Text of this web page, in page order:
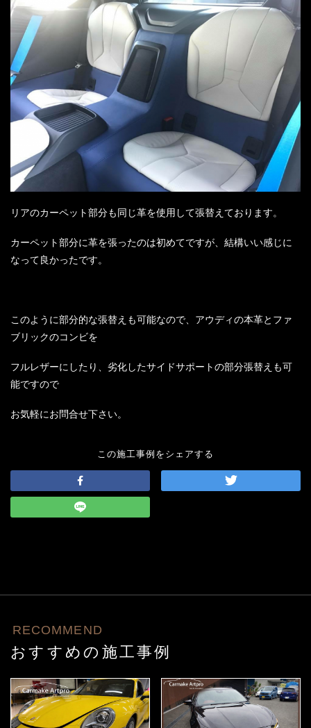
リアのカーペット部分も同じ革を使用して張替えております。
カーペット部分に革を張ったのは初めてですが、結構いい感じに
なって良かったです。
このように部分的な張替えも可能なので、アウディの本革とファ
ブリックのコンビを
フルレザーにしたり、劣化したサイドサポートの部分張替えも可
能ですので
お気軽にお問合せ下さい。
この施工事例をシェアする
RECOMMEND
おすすめの施工事例